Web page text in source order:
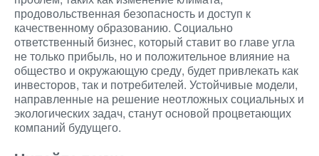
продовольственная безопасность и доступ к
качественному образованию. Социально
ответственный бизнес, который ставит во главе угла
не только прибыль, но и положительное влияние на
общество и окружающую среду, будет привлекать как
инвесторов, так и потребителей. Устойчивые модели,
направленные на решение неотложных социальных и
экологических задач, станут основой процветающих
компаний будущего.